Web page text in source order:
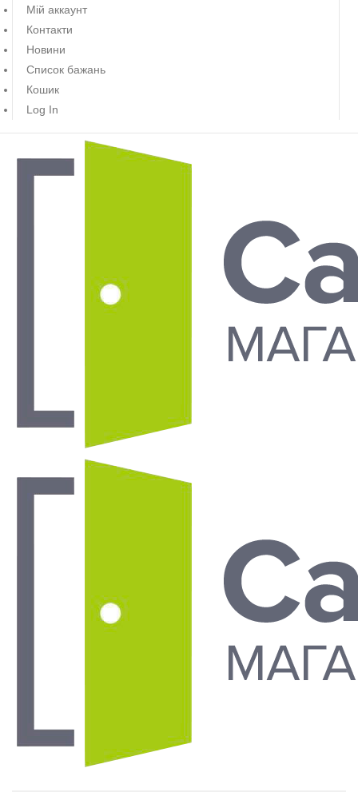
Мій аккаунт
Контакти
Новини
Список бажань
Кошик
Log In